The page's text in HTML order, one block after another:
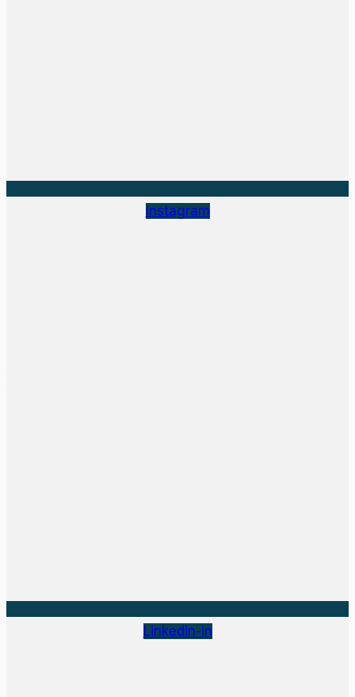
Instagram
Linkedin-in